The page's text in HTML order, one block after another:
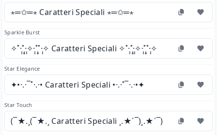
⋆═✩═⋆ Caratteri Speciali ⋆═✩═⋆
Sparkle Burst
✧˚·̩̩̥͙˚̩̥̩̥·̩̩̥͙✧·̩̩̥͙˚̩̥̩̥˚·̩̩̥͙✧ Caratteri Speciali ✧˚·̩̩̥͙˚̩̥̩̥·̩̩̥͙✧·̩̩̥͙˚̩̥̩̥˚·̩̩̥͙✧
Star Elegance
✦•·.·¯˚·.·• Caratteri Speciali •·.·˚¯·.·•✦
Star Touch
(¯★.¸(¯★.¸ Caratteri Speciali ¸.★´¯)¸.★´¯)